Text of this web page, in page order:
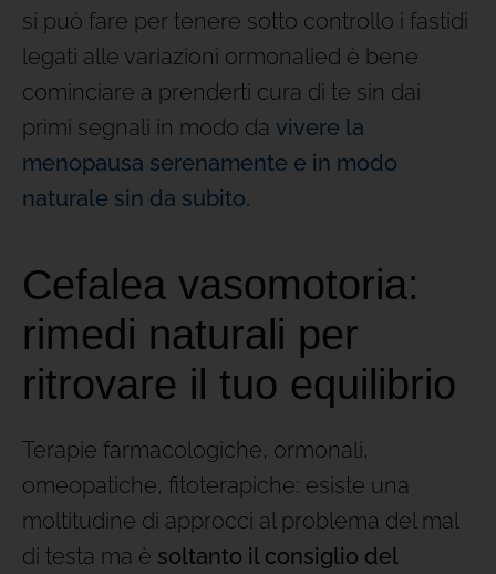
si può fare per tenere sotto controllo i fastidi
legati alle variazioni ormonalied è bene
cominciare a prenderti cura di te sin dai
primi segnali in modo da vivere la
menopausa serenamente e in modo
naturale sin da subito.
Cefalea vasomotoria:
rimedi naturali per
ritrovare il tuo equilibrio
Terapie farmacologiche, ormonali,
omeopatiche, fitoterapiche: esiste una
moltitudine di approcci al problema del mal
di testa ma è soltanto il consiglio del